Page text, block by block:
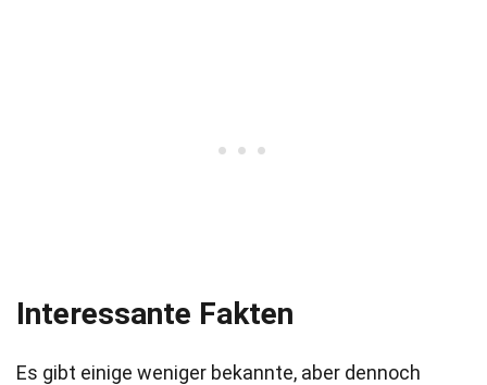
Interessante Fakten
Es gibt einige weniger bekannte, aber dennoch